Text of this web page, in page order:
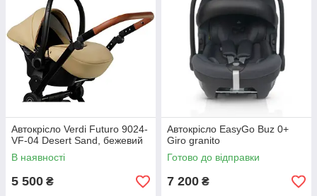
Автокрісло Verdi Futuro 9024-
VF-04 Desert Sand, бежевий
В наявності
5 500 ₴
Автокрісло EasyGo Buz 0+
Giro granito
Готово до відправки
7 200 ₴